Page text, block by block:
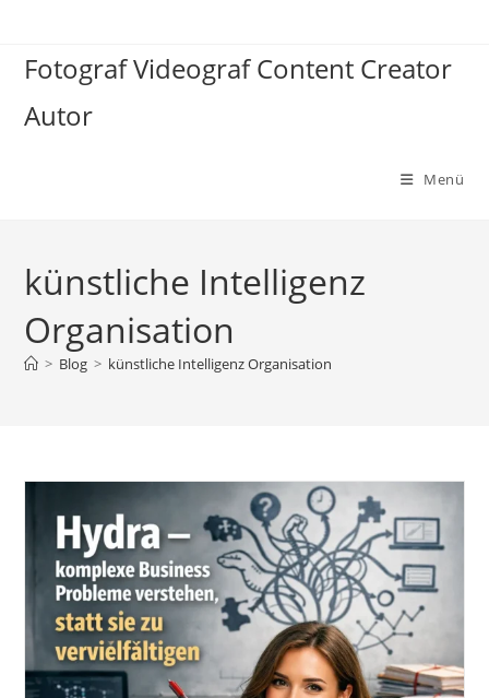
springen
Fotograf Videograf Content Creator
Autor
Menü
künstliche Intelligenz
Organisation
> Blog > künstliche Intelligenz Organisation